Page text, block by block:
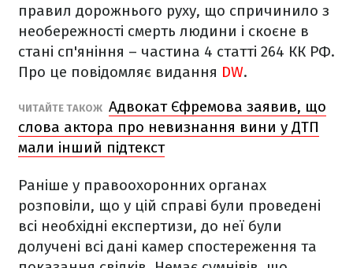
правил дорожнього руху, що спричинило з
необережності смерть людини і скоєне в
стані сп'яніння – частина 4 статті 264 КК РФ.
Про це повідомляє видання DW.
ЧИТАЙТЕ ТАКОЖ Адвокат Єфремова заявив, що
слова актора про невизнання вини у ДТП
мали інший підтекст
Раніше у правоохоронних органах
розповіли, що у цій справі були проведені
всі необхідні експертизи, до неї були
долучені всі дані камер спостереження та